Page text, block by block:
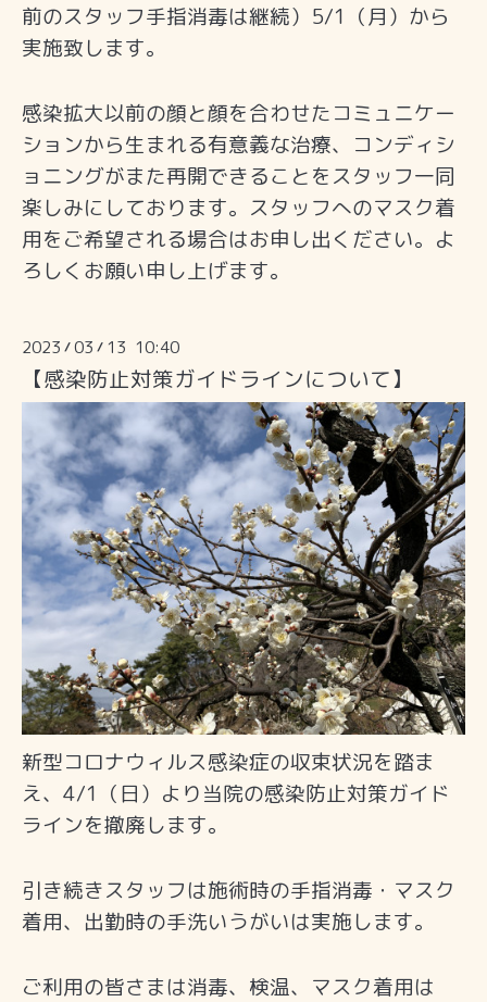
前のスタッフ手指消毒は継続）5/1（月）から
実施致します。
感染拡大以前の顔と顔を合わせたコミュニケー
ションから生まれる有意義な治療、コンディシ
ョニングがまた再開できることをスタッフ一同
楽しみにしております。スタッフへのマスク着
用をご希望される場合はお申し出ください。 よ
ろしくお願い申し上げます。
2023 /03 / 13 10:40
【感染防止対策ガイドラインについて】
新型コロナウィルス感染症の収束状況を踏ま
え、4/1（日）より当院の感染防止対策ガイド
ラインを撤廃します。
引き続きスタッフは施術時の手指消毒・マスク
着用、出勤時の手洗いうがいは実施します。
ご利用の皆さまは消毒、検温、マスク着用は